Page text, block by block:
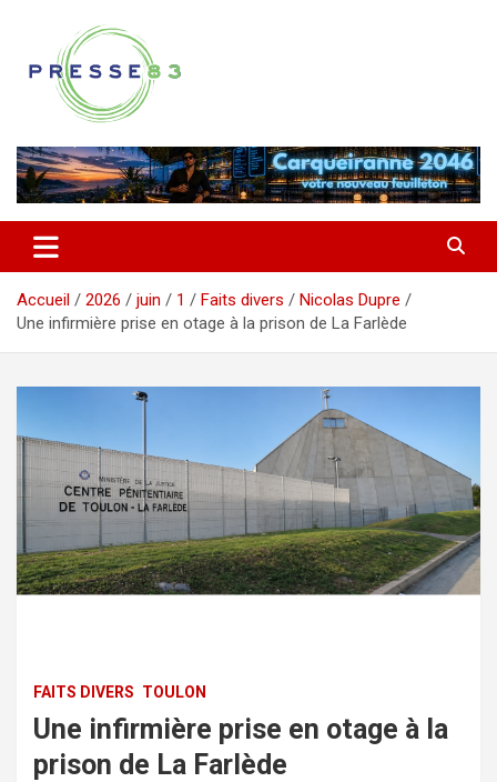
contenu
Presse 83
Accueil 2026 juin 1 Faits divers
Nicolas Dupre
Une infirmière prise en otage à la prison de La Farlède
FAITS DIVERS TOULON
Une infirmière prise en otage à la
prison de La Farlède